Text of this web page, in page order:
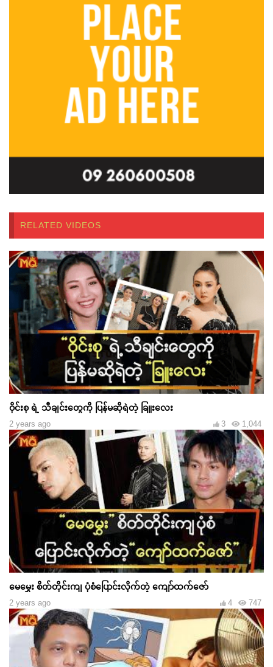
RELATED VIDEOS
ဝိုင်းစု ရဲ့ သီချင်းတွေကို ပြန်မဆိုရဲတဲ့ ခြူးလေး
2 years ago 1,044
3
မေမွှေး စိတ်တိုင်းကျ ပုံစံပြောင်းလိုက်တဲ့ ကျော်ထက်ဇော်
2 years ago 747
4